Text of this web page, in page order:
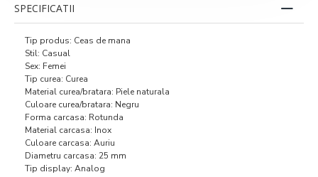
SPECIFICATII
Tip produs: Ceas de mana
Stil: Casual
Sex: Femei
Tip curea: Curea
Material curea/bratara: Piele naturala
Culoare curea/bratara: Negru
Forma carcasa: Rotunda
Material carcasa: Inox
Culoare carcasa: Auriu
Diametru carcasa: 25 mm
Tip display: Analog